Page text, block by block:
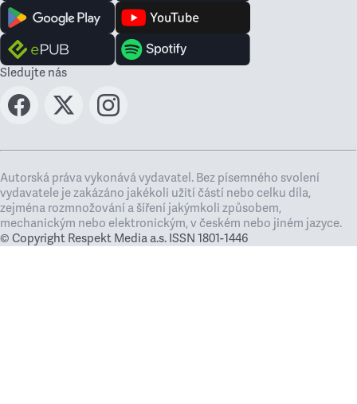
Sledujte nás
Autorská práva vykonává vydavatel. Bez písemného svolení
vydavatele je zakázáno jakékoli užití částí nebo celku díla,
zejména rozmnožování a šíření jakýmkoli způsobem,
mechanickým nebo elektronickým, v českém nebo jiném jazyce.
© Copyright Respekt Media a.s. ISSN 1801-1446